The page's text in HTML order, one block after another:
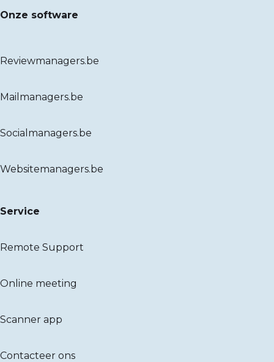
Onze software
Reviewmanagers.be
Mailmanagers.be
Socialmanagers.be
Websitemanagers.be
Service
Remote Support
Online meeting
Scanner app
Contacteer ons